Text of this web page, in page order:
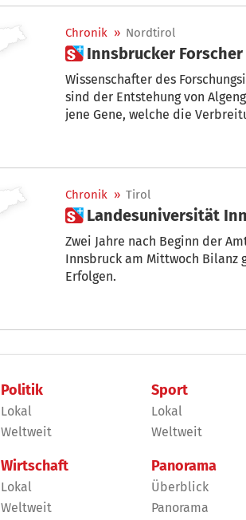
Chronik » Nordtirol
 Innsbrucker
Wissenschafter des
sind der Entstehung von
jene Gene, welche die
Chronik » Tirol
 Landesuniversität
Zwei Jahre nach Beginn der
Innsbruck am Mittwoch Bilanz
Erfolgen.
Politik
Lokal
Weltweit
Wirtschaft
Lokal
Weltweit
Sport
Lokal
Weltweit
Panorama
Überblick
Panorama